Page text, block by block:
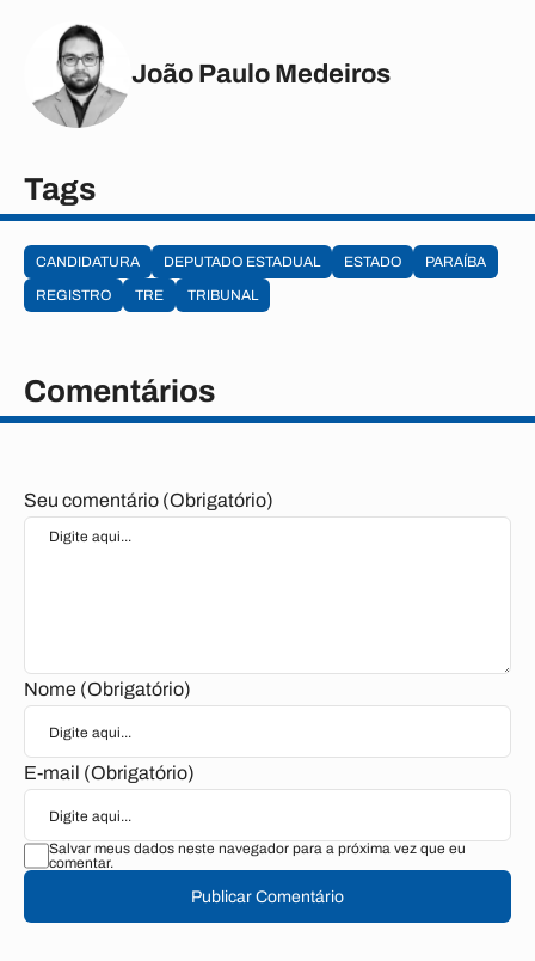
João Paulo Medeiros
Tags
CANDIDATURA DEPUTADO ESTADUAL ESTADO
PARAÍBA
REGISTRO
TRE TRIBUNAL
Comentários
Seu comentário (Obrigatório)
Nome (Obrigatório)
E-mail (Obrigatório)
Salvar meus dados neste navegador para a próxima vez que eu
comentar.
Publicar Comentário